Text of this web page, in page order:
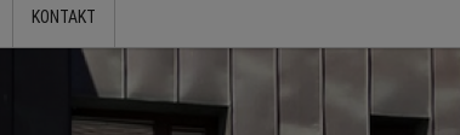
KONTAKT